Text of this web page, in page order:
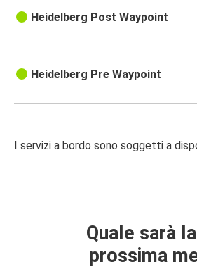
Heidelberg Post Waypoint
Heidelberg Pre Waypoint
I servizi a bordo sono soggetti a
Quale sarà
prossima